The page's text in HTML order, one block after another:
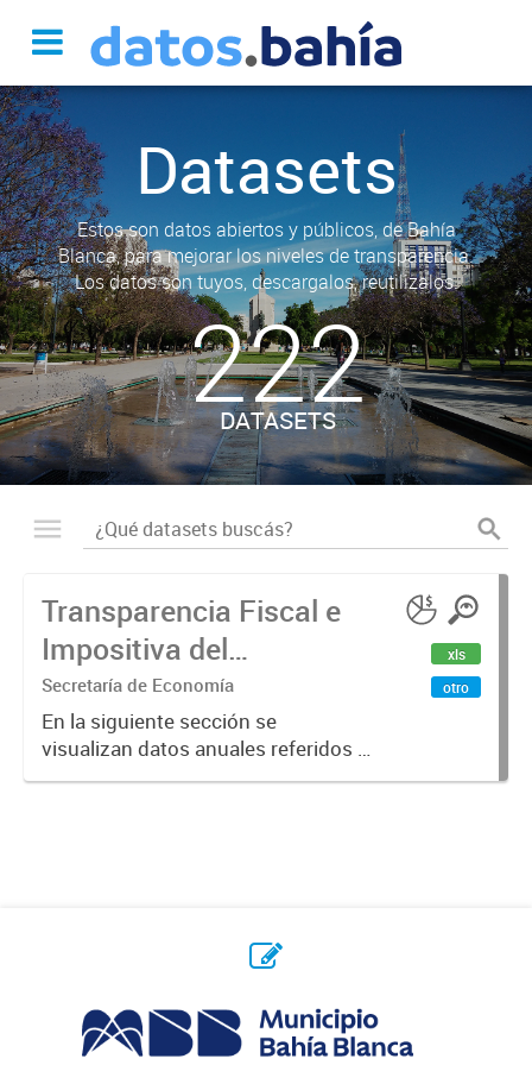
Datasets
Estos son datos abiertos y públicos, de Bahía
Blanca, para mejorar los niveles de transparencia.
Los datos son tuyos, descargalos, reutilizalos.
222
DATASETS
Transparencia Fiscal e
Impositiva del
Municipio. Año 2023
Secretaría de Economía
En la siguiente sección se
visualizan datos anuales referidos a
la transparencia fiscal e impositiva
xls
otro